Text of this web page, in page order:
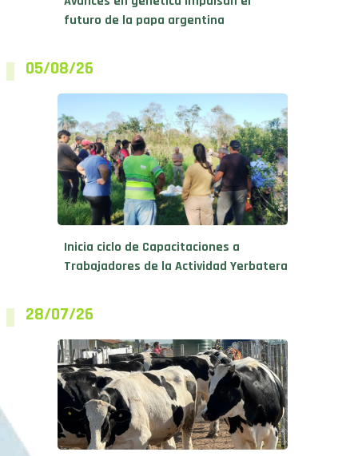
futuro de la papa argentina
05/08/26
Inicia ciclo de Capacitaciones a
Trabajadores de la Actividad Yerbatera
28/07/26